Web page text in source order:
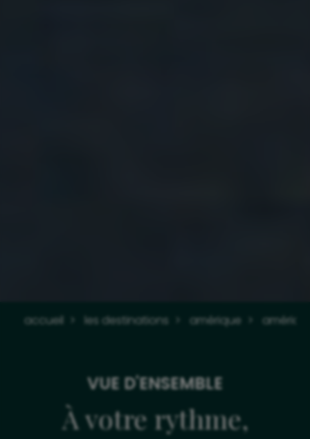
accueil les destinations amérique
VUE D'ENSEMBLE
À votre rythme,